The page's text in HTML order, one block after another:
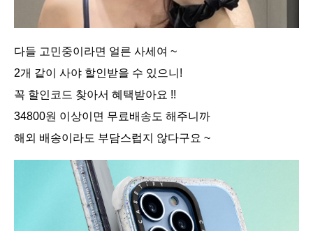
다들 고민중이라면 얼른 사세여 ~
2개 같이 사야 할인받을 수 있으니!
꼭 할인코드 찾아서 혜택받아요 !!
34800원 이상이면 무료배송도 해주니까
해외 배송이라도 부담스럽지 않다구요 ~